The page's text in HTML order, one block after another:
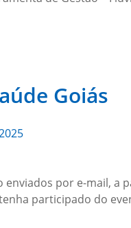
Goiás
enviados por e-mail,
participado do